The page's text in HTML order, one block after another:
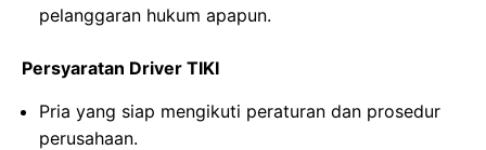
pelanggaran hukum apapun.
Persyaratan Driver TIKI
Pria yang siap mengikuti peraturan dan prosedur
perusahaan.